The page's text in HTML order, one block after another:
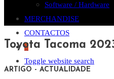
Software / Hardware
MERCHANDISE
CONTACTOS
0
Toggle website search
Toyota Tacoma
ARTIGO - ACTUALIDADE